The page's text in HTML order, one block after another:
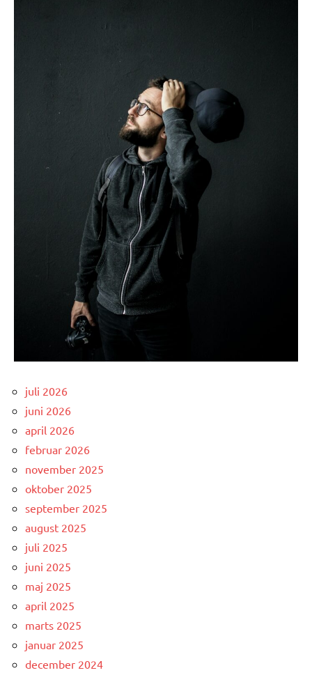
juli 2026
juni 2026
april 2026
februar 2026
november 2025
oktober 2025
september 2025
august 2025
juli 2025
juni 2025
maj 2025
april 2025
marts 2025
januar 2025
december 2024